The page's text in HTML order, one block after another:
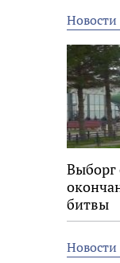
Новости
битвы
Новости